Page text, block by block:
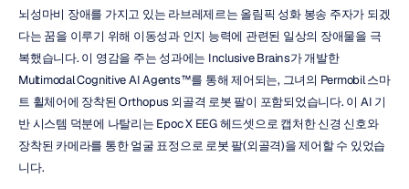
뇌성마비 장애를 가지고 있는 라브레제르는 올림픽 성화 봉송 주자가 되겠
다는 꿈을 이루기 위해 이동성과 인지 능력에 관련된 일상의 장애물을 극
복했습니다. 이 영감을 주는 성과에는 Inclusive Brains가 개발한
Multimodal Cognitive AI Agents™를 통해 제어되는, 그녀의 Permobil 스마
트 휠체어에 장착된 Orthopus 외골격 로봇 팔이 포함되었습니다. 이 AI 기
반 시스템 덕분에 나탈리는 Epoc X EEG 헤드셋으로 캡처한 신경 신호와
장착된 카메라를 통한 얼굴 표정으로 로봇 팔(외골격)을 제어할 수 있었습
니다.